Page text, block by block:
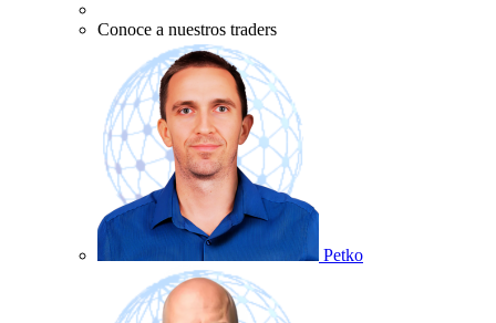
Conoce a nuestros traders
Petko